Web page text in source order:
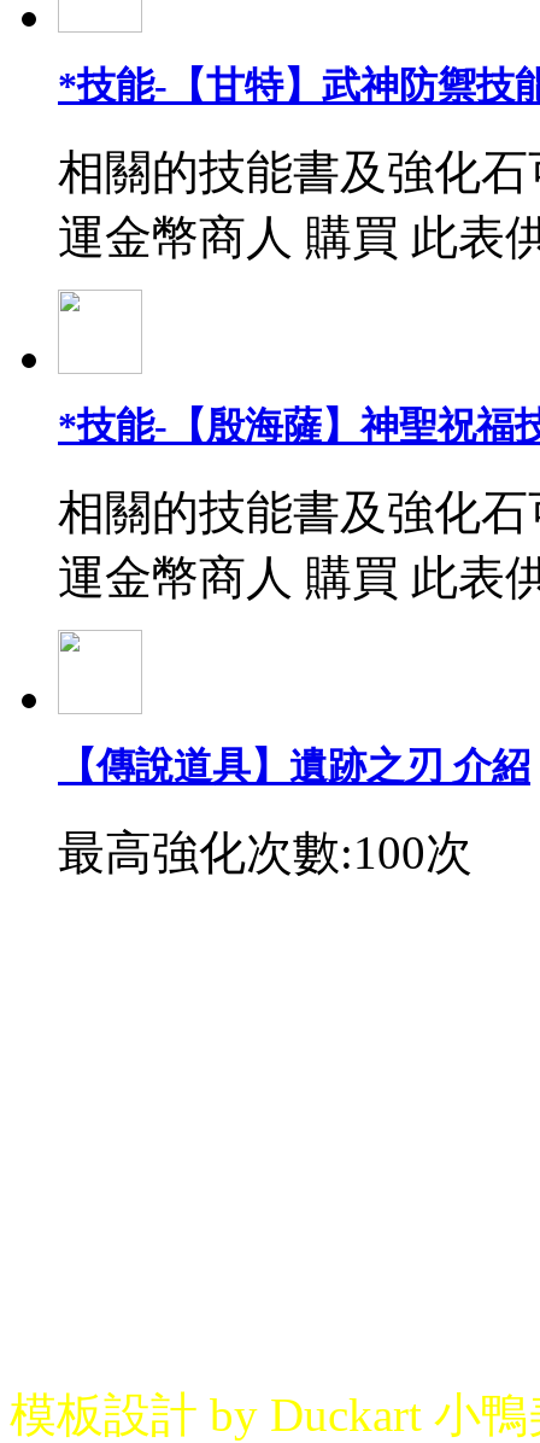
*技能-【甘特】武神防禦技
相關的技能書及強化
運金幣商人 購買 此表
*技能-【殷海薩】神聖祝福
相關的技能書及強化
運金幣商人 購買 此表
【傳說道具】遺跡之刃 介紹
最高強化次數:100次
模板設計 by Duckart 小